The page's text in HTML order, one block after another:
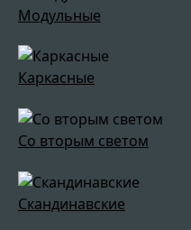
Модульные
Каркасные
Со вторым светом
Скандинавские